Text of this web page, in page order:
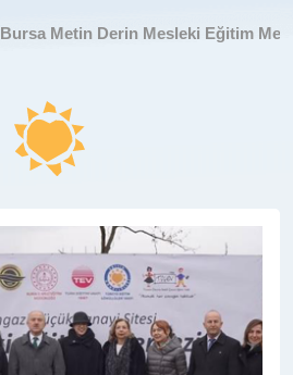
Bursa Metin Derin Mesleki Eğitim